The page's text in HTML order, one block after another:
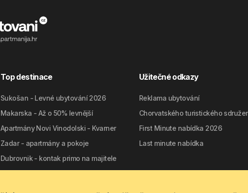
Top destinace
Sukošan - Levné ubytování 2026
Makarska - Až o 50% levnější
Apartmány Novi Vinodolski - Kvarner
Zadar - apartmány a pokoje
Dubrovnik - kontak primo na majitele
Užitečné odkazy
Reklama ubytování
Chorvatského turistického
First Minute nabídka 2026
Last minute nabídka